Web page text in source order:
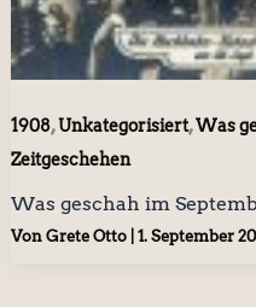
1908,Unkategorisiert,Was
Zeitgeschehen
Was geschah im
Von Grete Otto 1. September